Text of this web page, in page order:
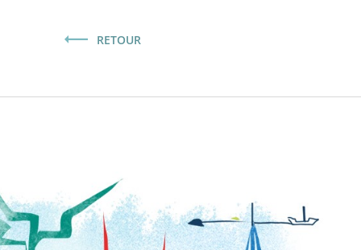
RETOUR